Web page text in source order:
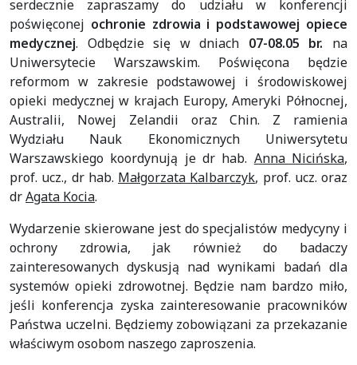
serdecznie zapraszamy do udziału w konferencji
poświęconej ochronie zdrowia i podstawowej opiece
medycznej. Odbędzie się w dniach 07-08.05 br. na
Uniwersytecie Warszawskim. Poświęcona będzie
reformom w zakresie podstawowej i środowiskowej
opieki medycznej w krajach Europy, Ameryki Północnej,
Australii, Nowej Zelandii oraz Chin. Z ramienia
Wydziału Nauk Ekonomicznych Uniwersytetu
Warszawskiego koordynują je dr hab. Anna Nicińska,
prof. ucz., dr hab. Małgorzata Kalbarczyk, prof. ucz. oraz
drAgata Kocia.
Wydarzenie skierowane jest do specjalistów medycyny i
ochrony zdrowia, jak również do badaczy
zainteresowanych dyskusją nad wynikami badań dla
systemów opieki zdrowotnej. Będzie nam bardzo miło,
jeśli konferencja zyska zainteresowanie pracowników
Państwa uczelni. Będziemy zobowiązani za przekazanie
właściwym osobom naszego zaproszenia.